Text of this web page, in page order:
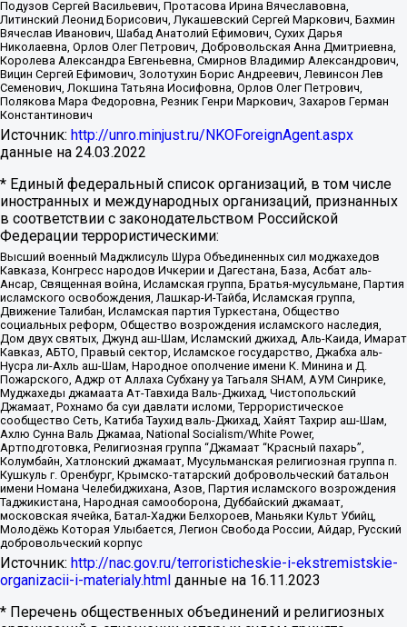
Подузов Сергей Васильевич, Протасова Ирина Вячеславовна,
Литинский Леонид Борисович, Лукашевский Сергей Маркович, Бахмин
Вячеслав Иванович, Шабад Анатолий Ефимович, Сухих Дарья
Николаевна, Орлов Олег Петрович, Добровольская Анна Дмитриевна,
Королева Александра Евгеньевна, Смирнов Владимир Александрович,
Вицин Сергей Ефимович, Золотухин Борис Андреевич, Левинсон Лев
Семенович, Локшина Татьяна Иосифовна, Орлов Олег Петрович,
Полякова Мара Федоровна, Резник Генри Маркович, Захаров Герман
Константинович
Источник: http://unro.minjust.ru/NKOForeignAgent.aspx
данные на 24.03.2022
* Единый федеральный список организаций, в том числе
иностранных и международных организаций, признанных
в соответствии с законодательством Российской
Федерации террористическими:
Высший военный Маджлисуль Шура Объединенных сил моджахедов
Кавказа, Конгресс народов Ичкерии и Дагестана, База, Асбат аль-
Ансар, Священная война, Исламская группа, Братья-мусульмане, Партия
исламского освобождения, Лашкар-И-Тайба, Исламская группа,
Движение Талибан, Исламская партия Туркестана, Общество
социальных реформ, Общество возрождения исламского наследия,
Дом двух святых, Джунд аш-Шам, Исламский джихад, Аль-Каида, Имарат
Кавказ, АБТО, Правый сектор, Исламское государство, Джабха аль-
Нусра ли-Ахль аш-Шам, Народное ополчение имени К. Минина и Д.
Пожарского, Аджр от Аллаха Субхану уа Тагьаля SHAM, АУМ Синрике,
Муджахеды джамаата Ат-Тавхида Валь-Джихад, Чистопольский
Джамаат, Рохнамо ба суи давлати исломи, Террористическое
сообщество Сеть, Катиба Таухид валь-Джихад, Хайят Тахрир аш-Шам,
Ахлю Сунна Валь Джамаа, National Socialism/White Power,
Артподготовка, Религиозная группа “Джамаат “Красный пахарь”,
Колумбайн, Хатлонский джамаат, Мусульманская религиозная группа п.
Кушкуль г. Оренбург, Крымско-татарский добровольческий батальон
имени Номана Челебиджихана, Азов, Партия исламского возрождения
Таджикистана, Народная самооборона, Дуббайский джамаат,
московская ячейка, Батал-Хаджи Белхороев, Маньяки Культ Убийц,
Молодёжь Которая Улыбается, Легион Свобода России, Айдар, Русский
добровольческий корпус
Источник: http://nac.gov.ru/terroristicheskie-i-ekstremistskie-
organizacii-i-materialy.html данные на 16.11.2023
* Перечень общественных объединений и религиозных